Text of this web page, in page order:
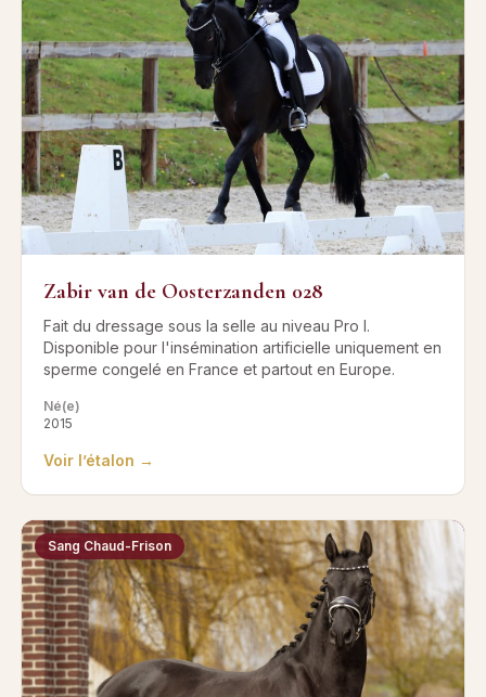
Zabir van de Oosterzanden 028
Fait du dressage sous la selle au niveau Pro I.
Disponible pour l'insémination artificielle uniquement en
sperme congelé en France et partout en Europe.
Né(e)
2015
Voir l’étalon →
Sang Chaud-Frison